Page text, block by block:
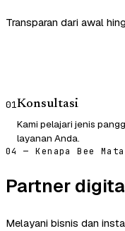
Transparan dari awal
01Konsultasi
Kami pelajari jenis
layanan Anda.
04 — Kenapa Bee Mata
Partner
Melayani bisnis dan